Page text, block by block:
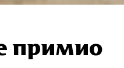
примио